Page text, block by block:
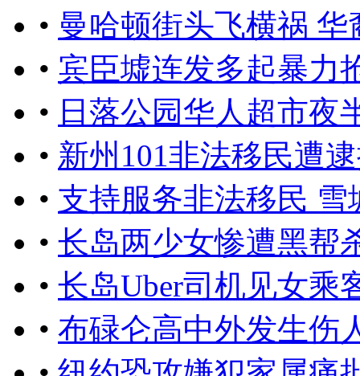
• 曼哈顿街头飞横祸
• 宾臣墟连发多起暴力
• 日落公园华人超市夜
• 新州101非法移民遭
• 支持服务非法移民
• 长岛两少女惨遭黑帮
• 长岛Uber司机见女乘
• 布碌仑高中外发生伤